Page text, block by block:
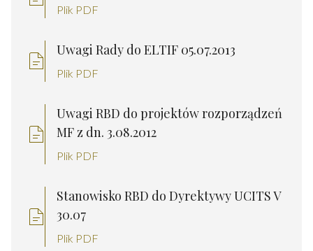
Plik PDF
Uwagi Rady do ELTIF 05.07.2013
Plik PDF
Uwagi RBD do projektów rozporządzeń
MF z dn. 3.08.2012
Plik PDF
Stanowisko RBD do Dyrektywy UCITS V
30.07
Plik PDF